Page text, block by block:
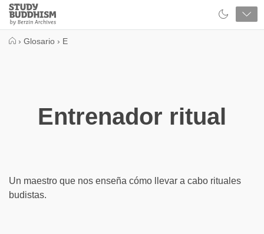
Close
Study
Buddhism
› Glosario › E
Entrenador ritual
Un maestro que nos enseña cómo llevar a cabo rituales
budistas.